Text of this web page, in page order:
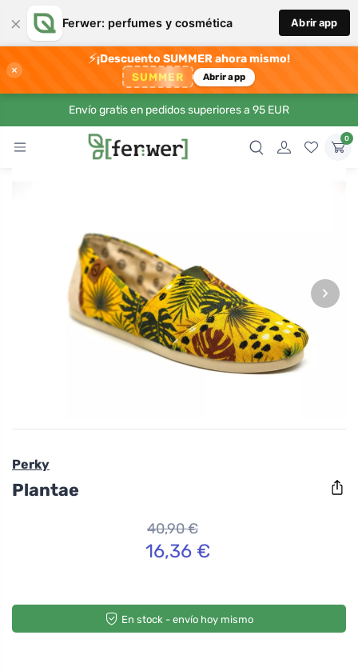
× Ferwer: perfumes y cosmética Abrir app
×
⚡¡Descuento SUMMER ahora mismo!
SUMMER Abrir app
Envío gratis en pedidos superiores a 95 EUR
0
›
Perky
Plantae
40,90 €
16,36 €
En stock - envío hoy mismo